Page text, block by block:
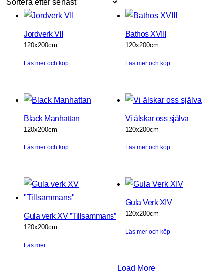
Jordverk VII
120x200cm
Läs mer och köp
Bathos XVIII
120x200cm
Läs mer och köp
Black Manhattan
120x200cm
Läs mer och köp
Vi älskar oss själva
120x200cm
Läs mer och köp
Gula verk XV ”Tillsammans”
120x200cm
Läs mer
Gula Verk XIV
120x200cm
Läs mer och köp
Load More